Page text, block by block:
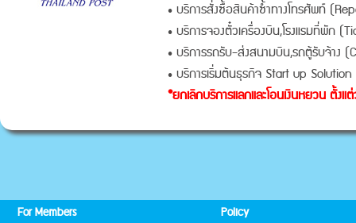
• บริการสั่งซื้อสินค้าซ้ำทางโทรศัพท์
• บริการจองตั๋วเครื่องบิน,โรงแรมที่พัก
• บริการรถรับ-ส่งสนามบิน,รถตู้รับจ้าง
• บริการเริ่มต้นธุรกิจ Start up
*ยกเลิกบริการแลกและโอนเงินหยวน ตั้ง
For Members
Policy